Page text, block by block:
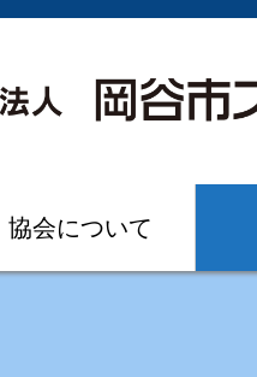
協会について